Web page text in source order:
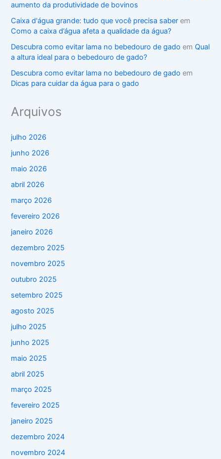
aumento da produtividade de bovinos
Caixa d'água grande: tudo que você precisa saber em
Como a caixa d’água afeta a qualidade da água?
Descubra como evitar lama no bebedouro de gado em Qual
a altura ideal para o bebedouro de gado?
Descubra como evitar lama no bebedouro de gado em
Dicas para cuidar da água para o gado
Arquivos
julho 2026
junho 2026
maio 2026
abril 2026
março 2026
fevereiro 2026
janeiro 2026
dezembro 2025
novembro 2025
outubro 2025
setembro 2025
agosto 2025
julho 2025
junho 2025
maio 2025
abril 2025
março 2025
fevereiro 2025
janeiro 2025
dezembro 2024
novembro 2024